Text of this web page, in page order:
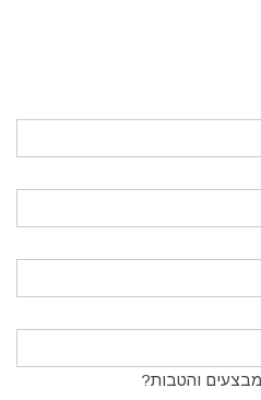
והטבות?